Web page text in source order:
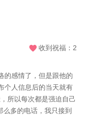
收到祝福：2
的感情了，但是跟他的
个人信息后的当天就有
所以每次都是强迫自己
多的电话，我只接到